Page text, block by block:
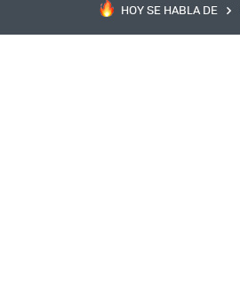
HOY SE HABLA DE